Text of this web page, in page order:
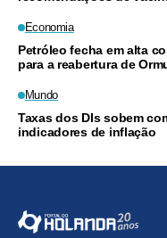
Economia
Petróleo fecha em alta
para a reabertura de
Mundo
Taxas dos DIs sobem
indicadores de inflação